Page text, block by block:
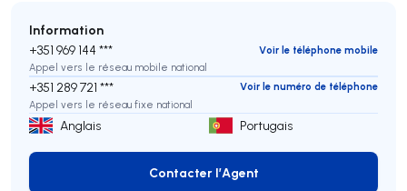
Information
+351 969 144 ***
Voir le téléphone mobile
Appel vers le réseau mobile national
+351 289 721 ***
Voir le numéro de téléphone
Appel vers le réseau fixe national
Anglais Portugais
Contacter l’Agent
Contacter l’Agent